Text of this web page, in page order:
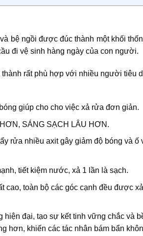
bệ ngồi được đúc thành một khối
đi vệ sinh hàng ngày của con người.
rất phù hợp với nhiều người tiêu
giúp cho cho việc xả rửa đơn giản.
SÁNG SẠCH LÂU HƠN.
rửa nhiều axit gây giảm độ bóng và ố
tiết kiệm nước, xả 1 lần là sạch.
cao, toàn bộ các góc cạnh đều được
đại, tạo sự kết tinh vững chắc và
hơn, khiến các tác nhân bám bẩn